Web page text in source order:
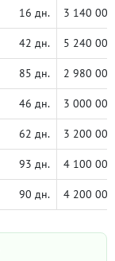
16 дн. 3 140 000
42 дн. 5 240 000
85 дн. 2 980 000
46 дн. 3 000 000
62 дн. 3 200 000
93 дн. 4 100 000
90 дн. 4 200 000